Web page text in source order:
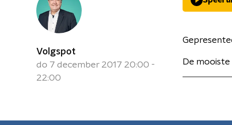
Volgspot
do 7 december 2017 20:00 -
22:00
De